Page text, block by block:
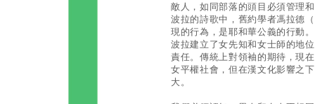
敵人，如同部落的頭目必須管理
波拉的詩歌中，舊約學者馮拉德
現的行為，是耶和華公義的行動
波拉建立了女先知和女士師的地
責任。傳統上對領袖的期待，現
女平權社會，但在漢文化影響之
大。